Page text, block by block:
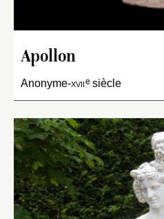
Apollon
Anonyme-xviie siècle